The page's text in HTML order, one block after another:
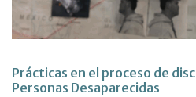
Prácticas en el proceso de
Personas Desaparecidas